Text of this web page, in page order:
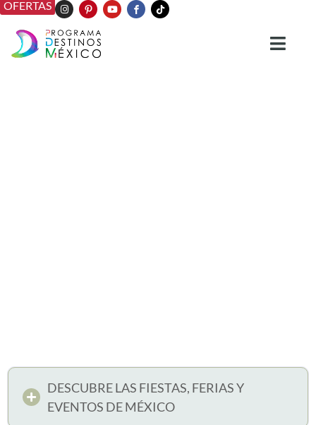
OFERTAS
DESCUBRE LAS FIESTAS, FERIAS Y
EVENTOS DE MÉXICO